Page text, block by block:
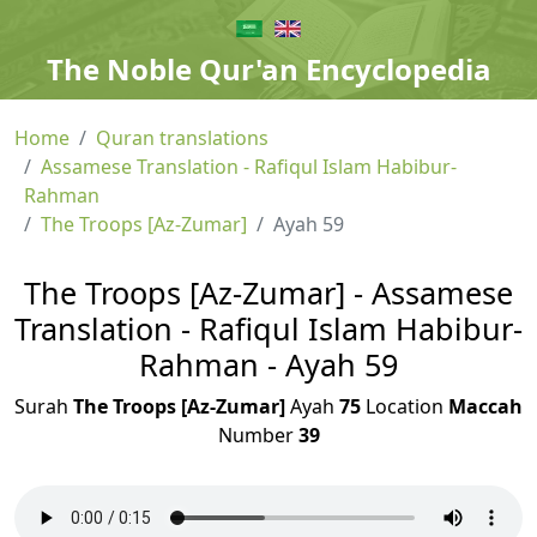
The Noble Qur'an Encyclopedia
Home
Quran translations
Assamese Translation - Rafiqul Islam Habibur-
Rahman
The Troops [Az-Zumar]
Ayah 59
The Troops [Az-Zumar] - Assamese
Translation - Rafiqul Islam Habibur-
Rahman - Ayah 59
Surah The Troops [Az-Zumar]Ayah 75 Location Maccah
Number39